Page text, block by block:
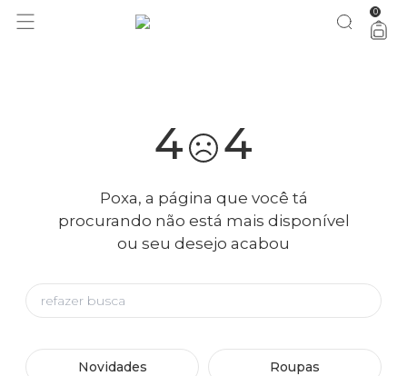
você merece 30% OFF pra comemorar com a gente aproveita! 0
4 4
Poxa, a página que você tá
procurando não está mais disponível
ou seu desejo acabou
Novidades Roupas